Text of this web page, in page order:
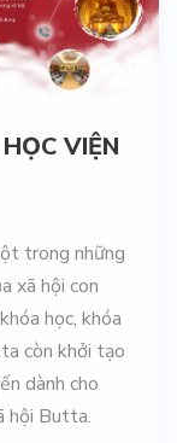
VIỆN
trong những
xã hội con
học, khóa
còn khởi tạo
dành cho
hội Butta.